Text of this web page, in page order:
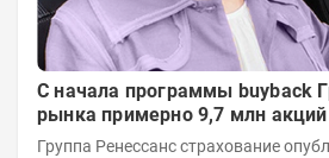
С начала программы buyback
рынка примерно 9,7 млн акций
Группа Ренессанс страхование